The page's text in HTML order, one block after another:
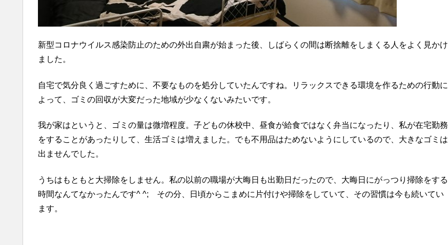
新型コロナウイルス感染防止のための外出自粛が始まった後、しばらくの間は断捨離をしまくる人をよく見かけ
ました。
自宅で気分良く過ごすために、不要なものを処分していたんですね。リラックスできる環境を作るための行動に
よって、ゴミの回収が大変だった地域が少なくないみたいです。
我が家はというと、ゴミの量は微増程度。子どもの休校中、昼食が給食ではなく弁当になったり、私が在宅勤務
をすることがあったりして、生活ゴミは増えました。でも不用品はためないようにしているので、大きなゴミは
出ませんでした。
うちはもともと大掃除をしません。私の以前の職場が大晦日も出勤日だったので、大晦日にがっつり掃除をする
時間なんてなかったんです^ ^; その分、日頃からこまめに片付けや掃除をしていて、その習慣は今も続いてい
ます。